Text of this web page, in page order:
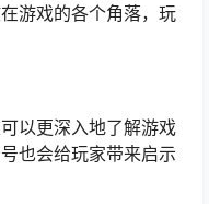
游戏的各个角落，玩
以更深入地了解游戏
也会给玩家带来启示